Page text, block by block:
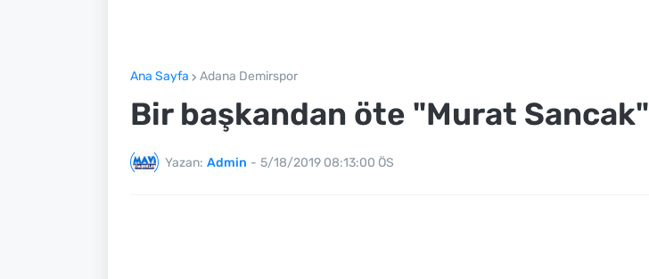
Ana Sayfa Adana Demirspor
Bir başkandan öte "Murat Sancak"
Yazan: Admin - 5/18/2019 08:13:00 ÖS